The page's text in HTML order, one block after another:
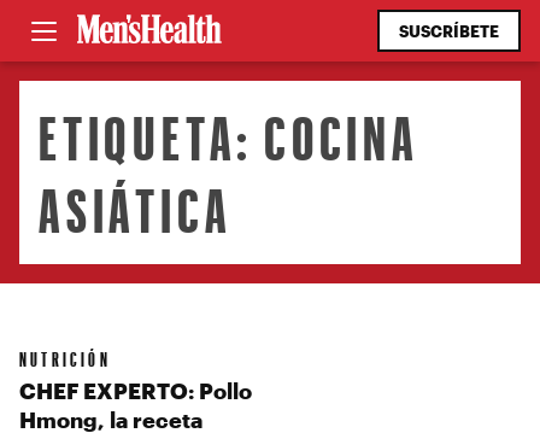
SUSCRÍBETE
ETIQUETA: COCINA
ASIÁTICA
NUTRICIÓN
CHEF EXPERTO: Pollo
Hmong, la receta